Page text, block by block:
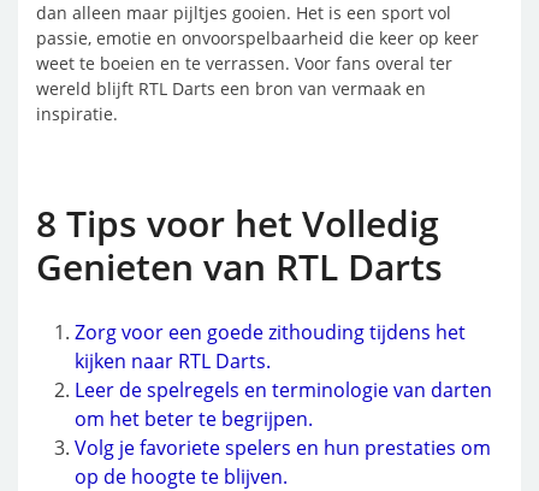
dan alleen maar pijltjes gooien. Het is een sport vol
passie, emotie en onvoorspelbaarheid die keer op keer
weet te boeien en te verrassen. Voor fans overal ter
wereld blijft RTL Darts een bron van vermaak en
inspiratie.
8 Tips voor het Volledig
Genieten van RTL Darts
Zorg voor een goede zithouding tijdens het
kijken naar RTL Darts.
Leer de spelregels en terminologie van darten
om het beter te begrijpen.
Volg je favoriete spelers en hun prestaties om
op de hoogte te blijven.